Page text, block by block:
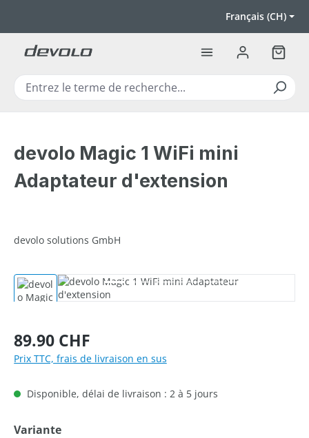
Français (CH)
Le
devolo Magic 1 WiFi mini
Adaptateur d'extension
devolo solutions GmbH
Ignorer la galerie d'images
Prix régulier :
89.90 CHF
Prix TTC, frais de livraison en sus
Disponible, délai de livraison : 2 à 5 jours
Sélectionnez
Variante